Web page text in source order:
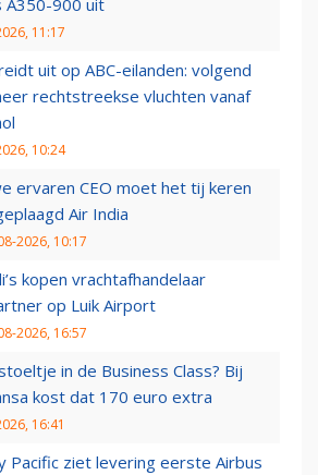
A350-900 uit
11:17
uit op ABC-eilanden: volgend
rechtstreekse vluchten vanaf
10:24
ervaren CEO moet het tij keren
Air India
2026, 10:17
kopen vrachtafhandelaar
op Luik Airport
2026, 16:57
in de Business Class? Bij
kost dat 170 euro extra
16:41
Pacific ziet levering eerste Airbus